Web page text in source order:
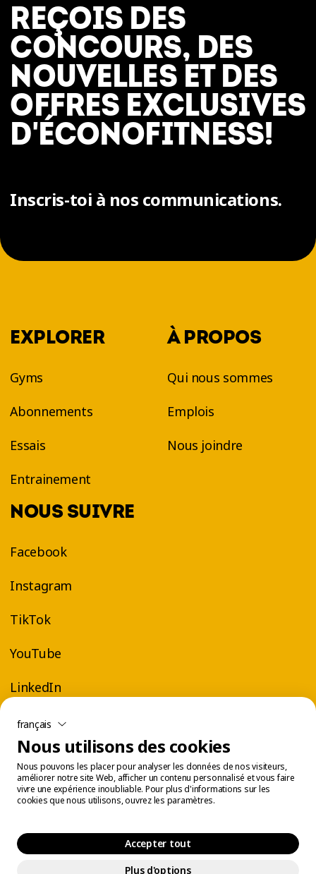
REÇOIS DES
CONCOURS, DES
NOUVELLES ET DES
OFFRES EXCLUSIVES
D'ÉCONOFITNESS!
Inscris-toi à nos communications.
EXPLORER
Gyms
Abonnements
Essais
Entrainement
À PROPOS
Qui nous sommes
Emplois
Nous joindre
NOUS SUIVRE
Facebook
Instagram
TikTok
YouTube
LinkedIn
français
Nous utilisons des cookies
Nous pouvons les placer pour analyser les données de nos visiteurs,
améliorer notre site Web, afficher un contenu personnalisé et vous faire
vivre une expérience inoubliable. Pour plus d'informations sur les
cookies que nous utilisons, ouvrez les paramètres.
Accepter tout
Plus d'options